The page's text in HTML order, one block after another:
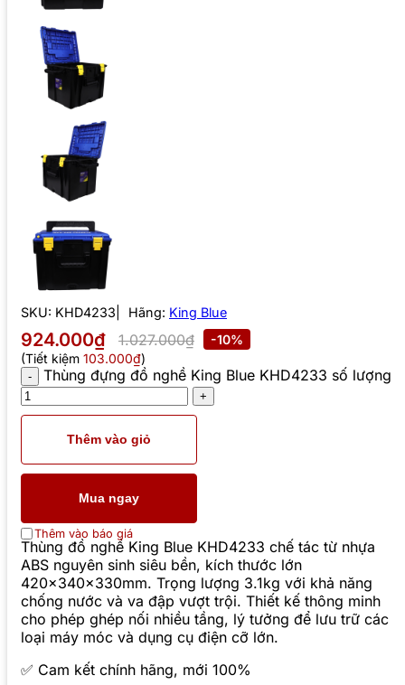
SKU: KHD4233 Hãng: King Blue
924.000₫ 1.027.000₫
-10%
(Tiết kiệm 103.000₫)
Thùng đựng đồ nghề King Blue KHD4233 số lượng
Thêm vào giỏ
Mua ngay
Thêm vào báo giá
Thùng đồ nghề King Blue KHD4233 chế tác từ nhựa
ABS nguyên sinh siêu bền, kích thước lớn
420x340x330mm. Trọng lượng 3.1kg với khả năng
chống nước và va đập vượt trội. Thiết kế thông minh
cho phép ghép nối nhiều tầng, lý tưởng để lưu trữ các
loại máy móc và dụng cụ điện cỡ lớn.
✅ Cam kết chính hãng, mới 100%